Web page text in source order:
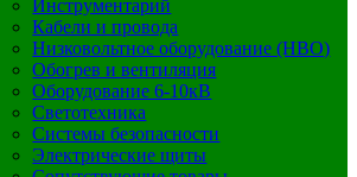
Инструментарий
Кабели и провода
Низковольтное оборудование (НВО)
Обогрев и вентиляция
Оборудование 6-10кВ
Светотехника
Системы безопасности
Электрические щиты